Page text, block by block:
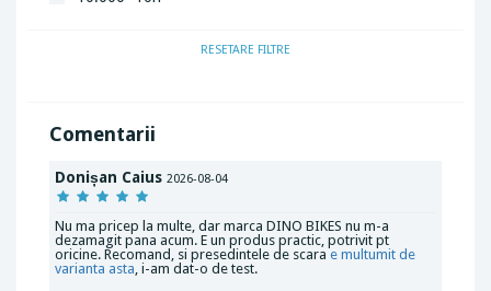
RESETARE FILTRE
Comentarii
Donișan Caius 2026-08-04
Nu ma pricep la multe, dar marca DINO BIKES nu m-a
dezamagit pana acum. E un produs practic, potrivit pt
oricine. Recomand, si presedintele de scara e multumit de
varianta asta, i-am dat-o de test.